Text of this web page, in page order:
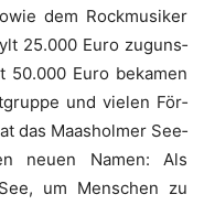
dem Rock­mu­si­ker
25.000 Euro zuguns­
50.000 Euro beka­men
und vie­len För­
das Maas­hol­mer See­
neu­en Namen: Als
um Men­schen zu